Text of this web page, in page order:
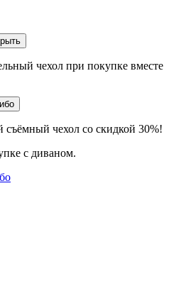
чехол при покупке вместе
съёмный чехол со скидкой 30%!
с диваном.